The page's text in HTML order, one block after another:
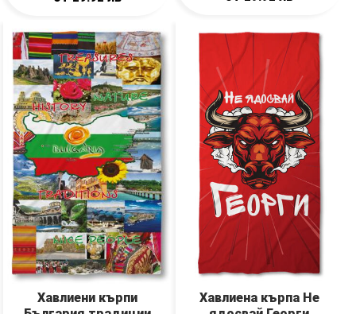
Хавлиени кърпи
Хавлиена кърпа Не